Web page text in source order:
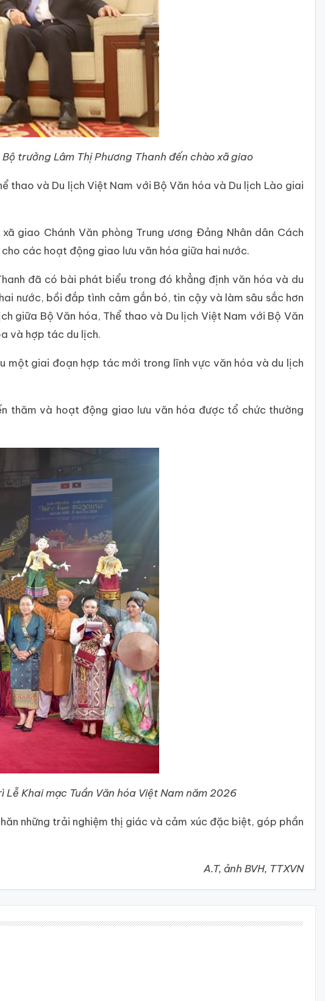
trưởng Lâm Thị Phương Thanh đến chào xã giao
thao và Du lịch Việt Nam với Bộ Văn hóa và Du lịch Lào giai
giao Chánh Văn phòng Trung ương Đảng Nhân dân Cách
các hoạt động giao lưu văn hóa giữa hai nước.
đã có bài phát biểu trong đó khẳng định văn hóa và du
nước, bồi đắp tình cảm gắn bó, tin cậy và làm sâu sắc hơn
giữa Bộ Văn hóa, Thể thao và Du lịch Việt Nam với Bộ Văn
và hợp tác du lịch.
một giai đoạn hợp tác mới trong lĩnh vực văn hóa và du lịch
thăm và hoạt động giao lưu văn hóa được tổ chức thường
Khai mạc Tuần Văn hóa Việt Nam năm 2026
những trải nghiệm thị giác và cảm xúc đặc biệt, góp phần
A.T, ảnh BVH, TTXVN